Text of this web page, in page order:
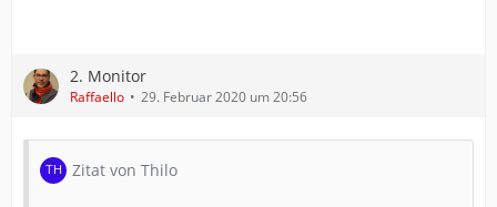
2. Monitor
Raffaello 29. Februar 2020 um 20:56
Zitat von Thilo